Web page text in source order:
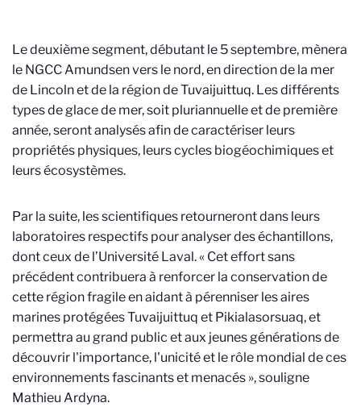
Le deuxième segment, débutant le 5 septembre, mènera
le NGCC Amundsen vers le nord, en direction de la mer
de Lincoln et de la région de Tuvaijuittuq. Les différents
types de glace de mer, soit pluriannuelle et de première
année, seront analysés afin de caractériser leurs
propriétés physiques, leurs cycles biogéochimiques et
leurs écosystèmes.
Par la suite, les scientifiques retourneront dans leurs
laboratoires respectifs pour analyser des échantillons,
dont ceux de l’Université Laval. « Cet effort sans
précédent contribuera à renforcer la conservation de
cette région fragile en aidant à pérenniser les aires
marines protégées Tuvaijuittuq et Pikialasorsuaq, et
permettra au grand public et aux jeunes générations de
découvrir l'importance, l'unicité et le rôle mondial de ces
environnements fascinants et menacés », souligne
Mathieu Ardyna.